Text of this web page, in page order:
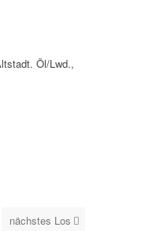
Öl/Lwd.,
nächstes Los